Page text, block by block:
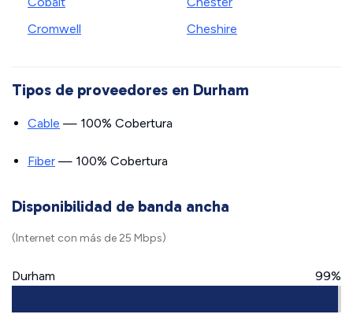
Cromwell
Cheshire
Tipos de proveedores en Durham
Cable — 100% Cobertura
Fiber — 100% Cobertura
Disponibilidad de banda ancha
(Internet con más de 25 Mbps)
Durham 99%